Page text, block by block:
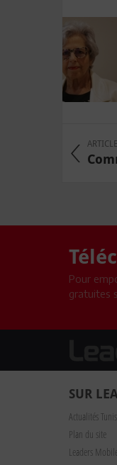
Pour
gratuites
SUR
Actualités
Plan du site
Leaders